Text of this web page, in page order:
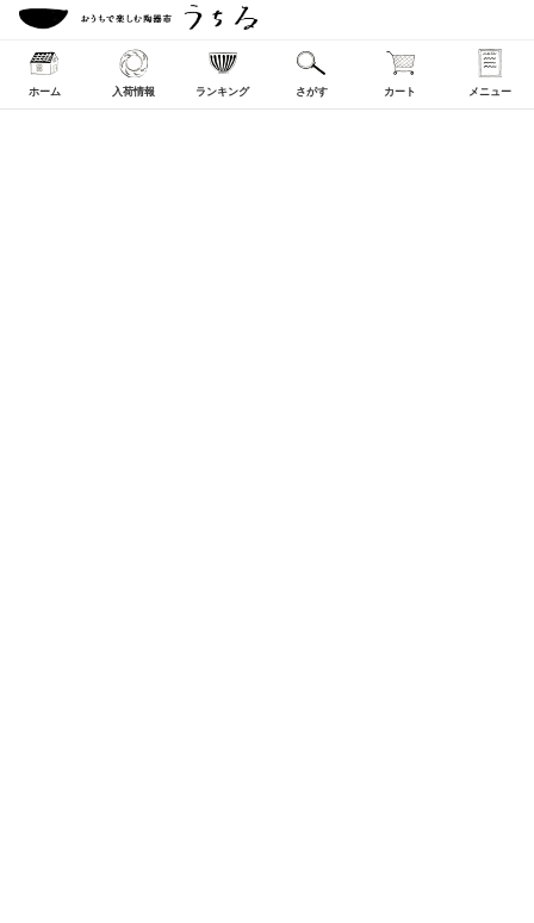
ホーム 入荷情報 ランキング さがす カート メニュー